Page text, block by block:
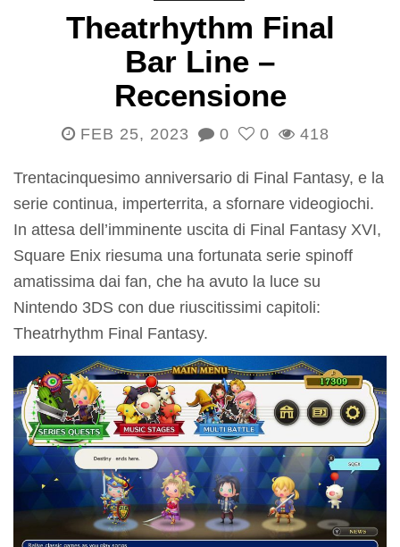
Theatrhythm Final
Bar Line –
Recensione
FEB 25, 2023 0 0 418
Trentacinquesimo anniversario di Final Fantasy, e la
serie continua, imperterrita, a sfornare videogiochi.
In attesa dell’imminente uscita di Final Fantasy XVI,
Square Enix riesuma una fortunata serie spinoff
amatissima dai fan, che ha avuto la luce su
Nintendo 3DS con due riuscitissimi capitoli:
Theatrhythm Final Fantasy.